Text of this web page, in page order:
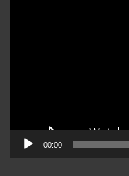
00:00